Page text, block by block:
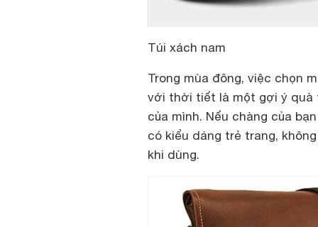
Túi xách nam
Trong mùa đông, việc chọn
với thời tiết là một gợi ý quà
của mình. Nếu chàng của
có kiểu dáng trẻ trang,
khi dùng.